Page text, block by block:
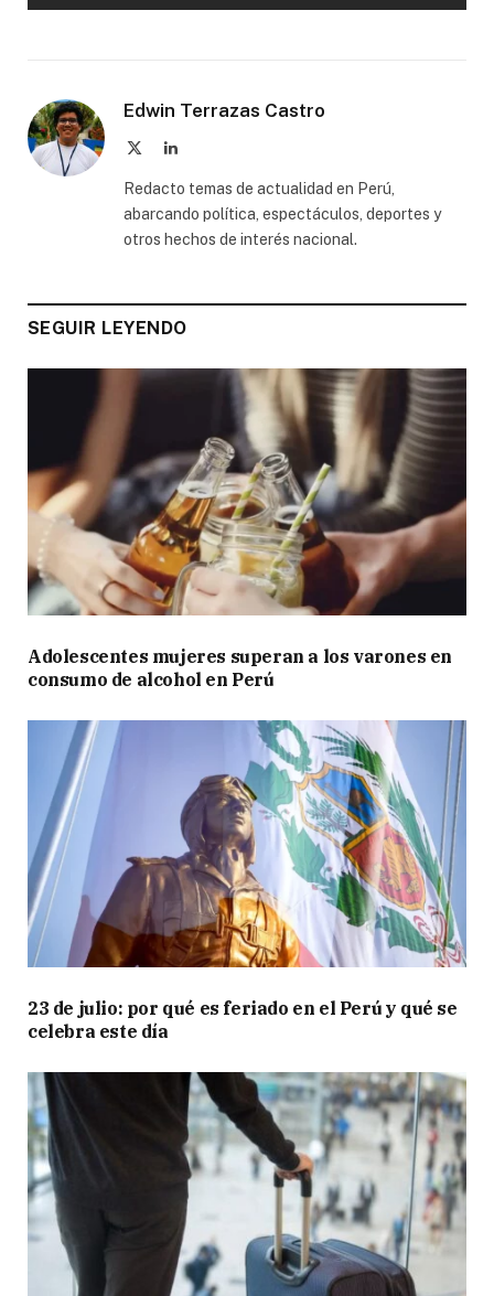
Edwin Terrazas Castro
LinkedIn
Redacto temas de actualidad en Perú,
abarcando política, espectáculos, deportes y
otros hechos de interés nacional.
SEGUIR LEYENDO
Adolescentes mujeres superan a los varones en
consumo de alcohol en Perú
23 de julio: por qué es feriado en el Perú y qué se
celebra este día